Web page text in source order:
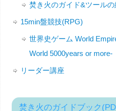
焚き火のガイド&ツールの
15min盤競技(RPG)
世界史ゲーム World
World 5000years or more-
リーダー講座
焚き火のガイドブック